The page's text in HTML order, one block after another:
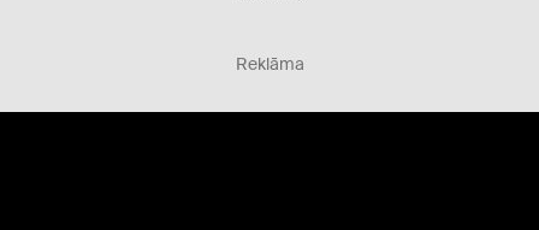
Reklāma